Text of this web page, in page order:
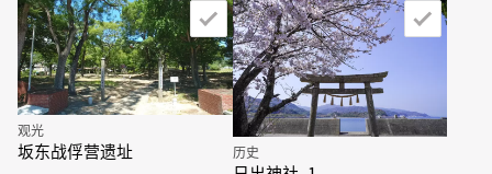
观光
坂东战俘营遗址 历史